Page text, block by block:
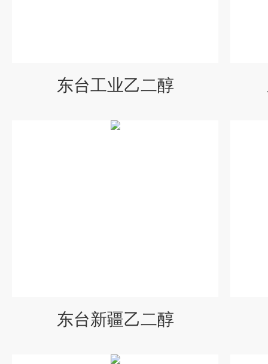
东台工业乙二醇
东台新疆乙二醇